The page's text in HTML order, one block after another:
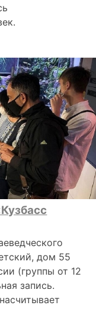
дом 55
(группы от 12
запись.